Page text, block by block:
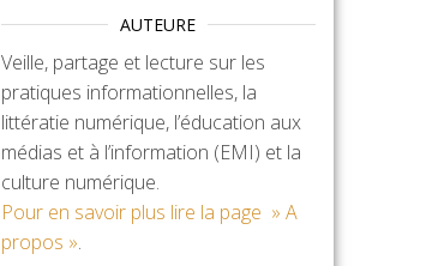
AUTEURE
Veille, partage et lecture sur les
pratiques informationnelles, la
littératie numérique, l’éducation aux
médias et à l’information (EMI) et la
culture numérique.
Pour en savoir plus lire la page » A
propos ».